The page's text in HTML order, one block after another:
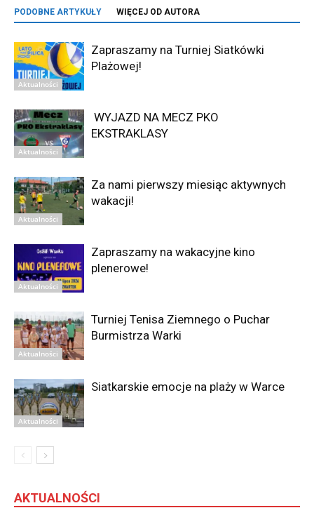
PODOBNE ARTYKUŁY WIĘCEJ OD AUTORA
Aktualności
Zapraszamy na Turniej Siatkówki
Plażowej!
Aktualności
WYJAZD NA MECZ PKO
EKSTRAKLASY
Aktualności
Za nami pierwszy miesiąc aktywnych
wakacji!
Aktualności
Zapraszamy na wakacyjne kino
plenerowe!
Aktualności
Turniej Tenisa Ziemnego o Puchar
Burmistrza Warki
Aktualności
Siatkarskie emocje na plaży w Warce
AKTUALNOŚCI